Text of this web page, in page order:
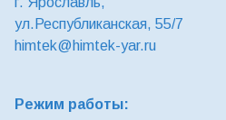
ул.Республиканская, 55/7
himtek@himtek-yar.ru
Режим работы: